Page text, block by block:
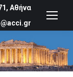
Αθήνα